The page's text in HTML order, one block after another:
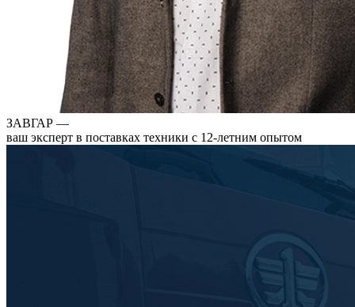
ЗАВГАР —
ваш эксперт в поставках техники с 12-летним опытом